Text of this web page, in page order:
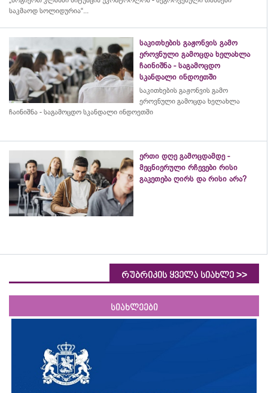
საკმაოდ სოლიდურია“...
საკითხების გაჟონვის გამო
ეროვნული გამოცდა ხელახლა
ჩაინიშნა - საგამოცდო
სკანდალი ინდოეთში
საკითხების გაჟონვის გამო
ეროვნული გამოცდა ხელახლა
ჩაინიშნა - საგამოცდო სკანდალი ინდოეთში
ერთი დღე გამოცდამდე -
მეცნიერული რჩევები რისი
გაკეთება ღირს და რისი არა?
რუბრიკის ყველა სიახლე >>
სიახლეები